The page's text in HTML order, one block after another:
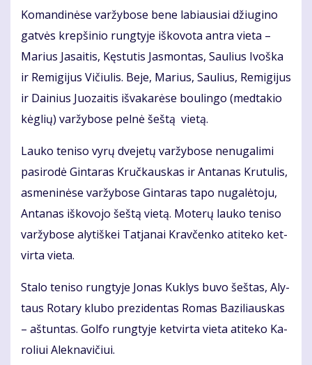
Ko­man­di­nė­se var­žy­bo­se be­ne la­biau­siai džiu­gi­no
gat­vės krep­ši­nio rung­ty­je iš­ko­vo­ta an­tra vie­ta –
Ma­rius Ja­sai­tis, Kęs­tu­tis Jas­mon­tas, Sau­lius Ivoš­ka
ir Re­mi­gi­jus Vi­čiu­lis. Be­je, Ma­rius, Sau­lius, Re­mi­gi­jus
ir Dai­nius Juo­zai­tis iš­va­ka­rė­se bou­lin­go (med­ta­kio
kėg­lių) var­žy­bo­se pel­nė šeš­tą vie­tą.
Lau­ko te­ni­so vy­rų dve­je­tų var­žy­bo­se ne­nu­ga­li­mi
pa­si­ro­dė Gin­ta­ras Kruč­kaus­kas ir An­ta­nas Kru­tu­lis,
as­me­ni­nė­se var­žy­bo­se Gin­ta­ras ta­po nu­ga­lė­to­ju,
An­ta­nas iš­ko­vo­jo šeš­tą vie­tą. Mo­te­rų lau­ko te­ni­so
var­žy­bo­se aly­tiš­kei Tat­ja­nai Krav­čen­ko ati­te­ko ket­
vir­ta vie­ta.
Sta­lo te­ni­so rung­ty­je Jo­nas Kuk­lys bu­vo šeš­tas, Aly­
taus Ro­ta­ry klu­bo pre­zi­den­tas Ro­mas Ba­zi­liaus­kas
– aš­tun­tas. Gol­fo rung­ty­je ket­vir­ta vie­ta ati­te­ko Ka­
ro­liui Alek­na­vi­čiui.